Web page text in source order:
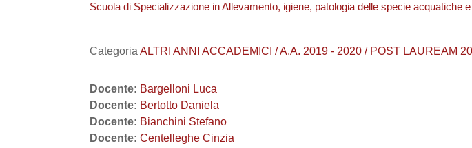
Scuola di Specializzazione in Allevamento, igiene, patologia delle specie acquatiche
Categoria ALTRI ANNI ACCADEMICI / A.A. 2019 - 2020 / POST LAUREAM
Docente: Bargelloni Luca
Docente: Bertotto Daniela
Docente: Bianchini Stefano
Docente: Centelleghe Cinzia